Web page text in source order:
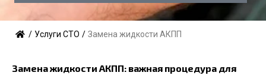
а
/ Услуги СТО / Замена жидкости АКПП
Замена жидкости АКПП: важная процедура для